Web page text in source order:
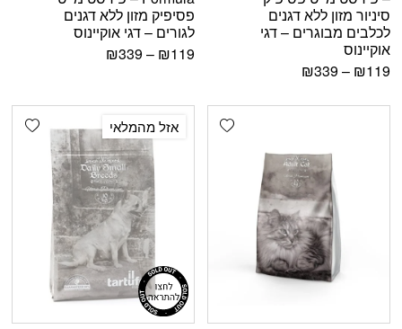
סיניור מזון ללא דגנים
לכלבים מבוגרים – דגי
אוקיינוס
₪119
–
₪339
פסיפיק מזון ללא דגנים
לגורים – דגי אוקיינוס
₪119
–
₪339
Add wishlistאזל מהמלאי